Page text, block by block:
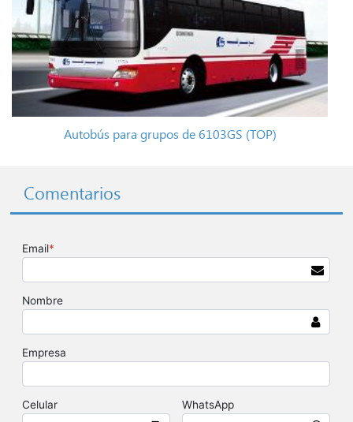
Autobús para grupos de 6103GS (TOP)
Comentarios